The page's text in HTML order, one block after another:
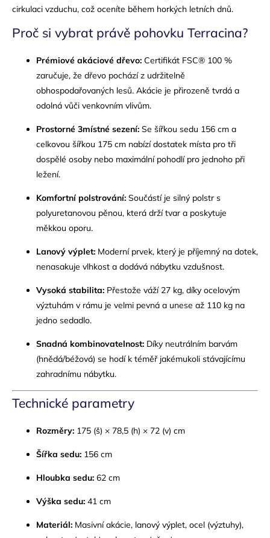
cirkulaci vzduchu, což oceníte během horkých letních dnů.
Proč si vybrat právě pohovku Terracina?
Prémiové akáciové dřevo: Certifikát FSC® 100 %
zaručuje, že dřevo pochází z udržitelně
obhospodařovaných lesů. Akácie je přirozeně tvrdá a
odolná vůči venkovním vlivům.
Prostorné 3místné sezení: Se šířkou sedu 156 cm a
celkovou šířkou 175 cm nabízí dostatek místa pro tři
dospělé osoby nebo maximální pohodlí pro jednoho při
ležení.
Komfortní polstrování: Součástí je silný polstr s
polyuretanovou pěnou, která drží tvar a poskytuje
měkkou oporu.
Lanový výplet: Moderní prvek, který je příjemný na dotek,
nenasakuje vlhkost a dodává nábytku vzdušnost.
Vysoká stabilita: Přestože váží 27 kg, díky ocelovým
výztuhám v rámu je velmi pevná a unese až 110 kg na
jedno sedadlo.
Snadná kombinovatelnost: Díky neutrálním barvám
(hnědá/béžová) se hodí k téměř jakémukoli stávajícímu
zahradnímu nábytku.
Technické parametry
Rozměry: 175 (š) × 78,5 (h) × 72 (v) cm
Šířka sedu: 156 cm
Hloubka sedu: 62 cm
Výška sedu: 41 cm
Materiál: Masivní akácie, lanový výplet, ocel (výztuhy),